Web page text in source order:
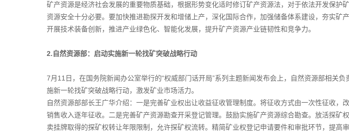
矿产资源是经济社会发展的重要物质基础，根据形势变化适时修订矿产资源法，对于依法开发保护
资源安全十分必要。要加快推进勘探开发和增储上产，深化国际合作，加强储备体系建设，夯实矿
开展技术装备创新，推进产业绿色化、智能化发展，提升矿产资源产业链韧性和竞争力。
2.自然资源部：启动实施新一轮找矿突破战略行动
7月11日，在国务院新闻办公室举行的“权威部门话开局”系列主题新闻发布会上，自然资源部相关负
施新一轮找矿突破战略行动，激发矿业市场活力。
自然资源部部长王广华介绍：一是完善矿业权出让收益征收管理制度。将征收方式由一次性征收，
销售收入逐年征收。二是完善矿产资源勘查开采登记管理。鼓励实施矿产资源综合勘查。放活探矿
卖挂牌取得的探矿权转让年限限制，允许探矿权流转。精简矿业权登记申请要件和审批环节，提高审